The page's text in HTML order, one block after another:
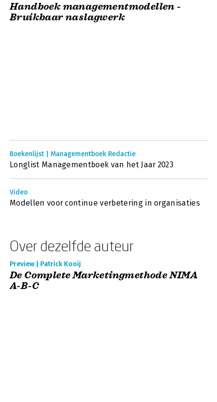
Handboek managementmodellen -
Bruikbaar naslagwerk
Boekenlijst | Managementboek Redactie
Longlist Managementboek van het Jaar 2023
Video
Modellen voor continue verbetering in organisaties
Over dezelfde auteur
Preview | Patrick Kooij
De Complete Marketingmethode NIMA
A-B-C